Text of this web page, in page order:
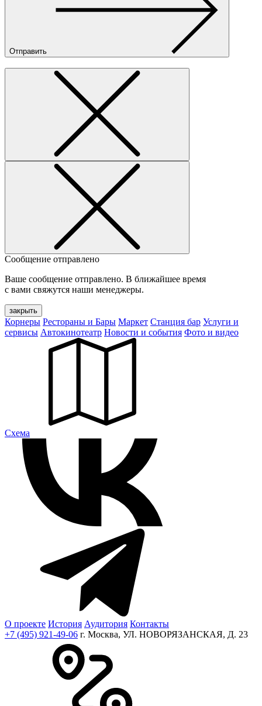
Отправить
Сообщение отправлено
Ваше сообщение отправлено. В ближайшее время
с вами свяжутся наши менеджеры.
закрыть
Корнеры Рестораны и Бары Маркет Станция бар Услуги и
сервисы Автокинотеатр Новости и события Фото и видео
Cхема
О проекте История Аудитория Контакты
+7 (495) 921-49-06 г. Москва, УЛ. НОВОРЯЗАНСКАЯ, Д. 23